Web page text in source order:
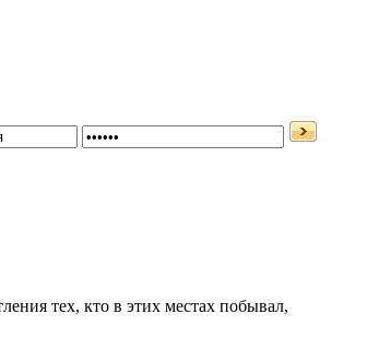
тех, кто в этих местах побывал,